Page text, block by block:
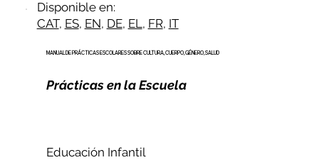
Disponible en:
CAT, ES, EN, DE, EL, FR, IT
MANUAL DE PRÁCTICAS ESCOLARES SOBRE CULTURA, CUERPO, GÉNERO, SALUD
Prácticas en la Escuela
Educación Infantil